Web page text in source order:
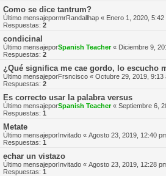
Como se dice tantrum?
Último mensajepormrRandallhap « Enero 1, 2020, 5:42
Respuestas: 2
condicinal
Último mensajeporSpanish Teacher« Diciembre 9,
Respuestas: 2
¿Qué significa me cae gordo, lo escucho
Último mensajeporFrsncisco « Octubre 29, 2019, 9:13
Respuestas: 2
Es correcto usar la palabra versus
Último mensajeporSpanish Teacher« Septiembre 6,
Respuestas: 1
Metate
Último mensajeporInvitado « Agosto 23, 2019, 12:40
Respuestas: 1
echar un vistazo
Último mensajeporInvitado « Agosto 23, 2019, 12:28
Respuestas: 1